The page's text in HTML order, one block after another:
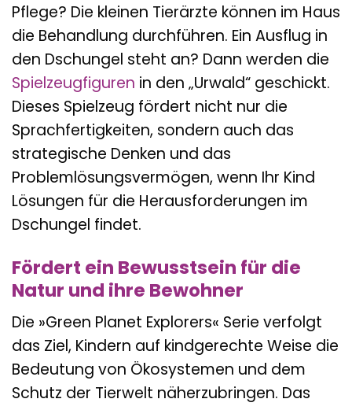
Pflege? Die kleinen Tierärzte können im Haus
die Behandlung durchführen. Ein Ausflug in
den Dschungel steht an? Dann werden die
Spielzeugfiguren in den „Urwald“ geschickt.
Dieses Spielzeug fördert nicht nur die
Sprachfertigkeiten, sondern auch das
strategische Denken und das
Problemlösungsvermögen, wenn Ihr Kind
Lösungen für die Herausforderungen im
Dschungel findet.
Fördert ein Bewusstsein für die
Natur und ihre Bewohner
Die »Green Planet Explorers« Serie verfolgt
das Ziel, Kindern auf kindgerechte Weise die
Bedeutung von Ökosystemen und dem
Schutz der Tierwelt näherzubringen. Das